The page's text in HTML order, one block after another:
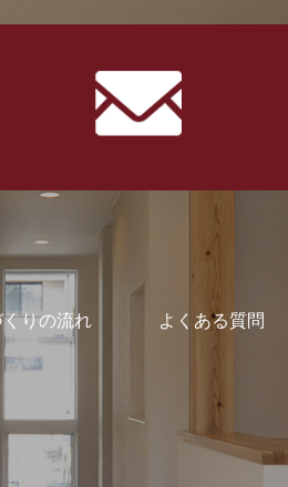
りの流れ よくある質問